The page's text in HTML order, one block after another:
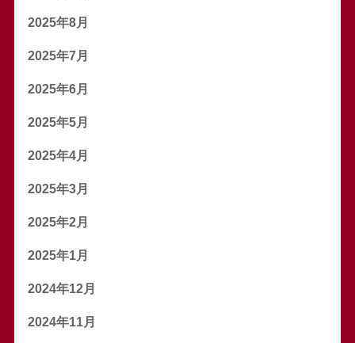
2025年8月
2025年7月
2025年6月
2025年5月
2025年4月
2025年3月
2025年2月
2025年1月
2024年12月
2024年11月